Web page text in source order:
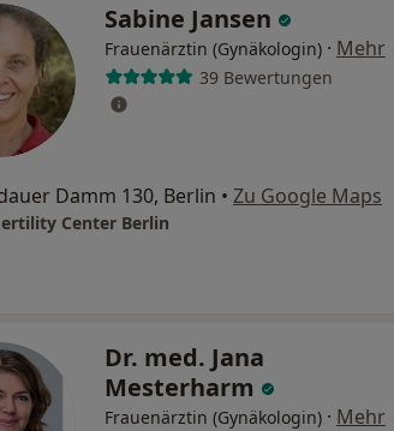
Sabine Jansen
Frauenärztin (Gynäkologin) · Mehr
39 Bewertungen
Damm 130, Berlin • Zu Google Maps
Center Berlin
Dr. med. Jana
Mesterharm
Frauenärztin (Gynäkologin) · Mehr